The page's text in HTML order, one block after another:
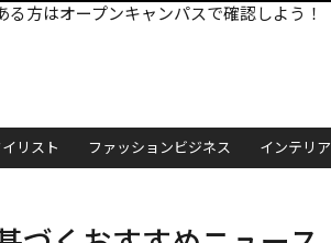
る方はオープンキャンパスで確認しよう！
リスト ファッションビジネス インテリア